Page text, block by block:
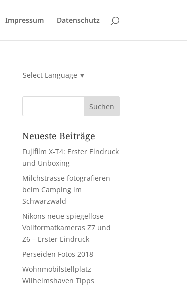
Impressum Datenschutz
Select Language ▼
Neueste Beiträge
Fujifilm X-T4: Erster Eindruck
und Unboxing
Milchstrasse fotografieren
beim Camping im
Schwarzwald
Nikons neue spiegellose
Vollformatkameras Z7 und
Z6 – Erster Eindruck
Perseiden Fotos 2018
Wohnmobilstellplatz
Wilhelmshaven Tipps